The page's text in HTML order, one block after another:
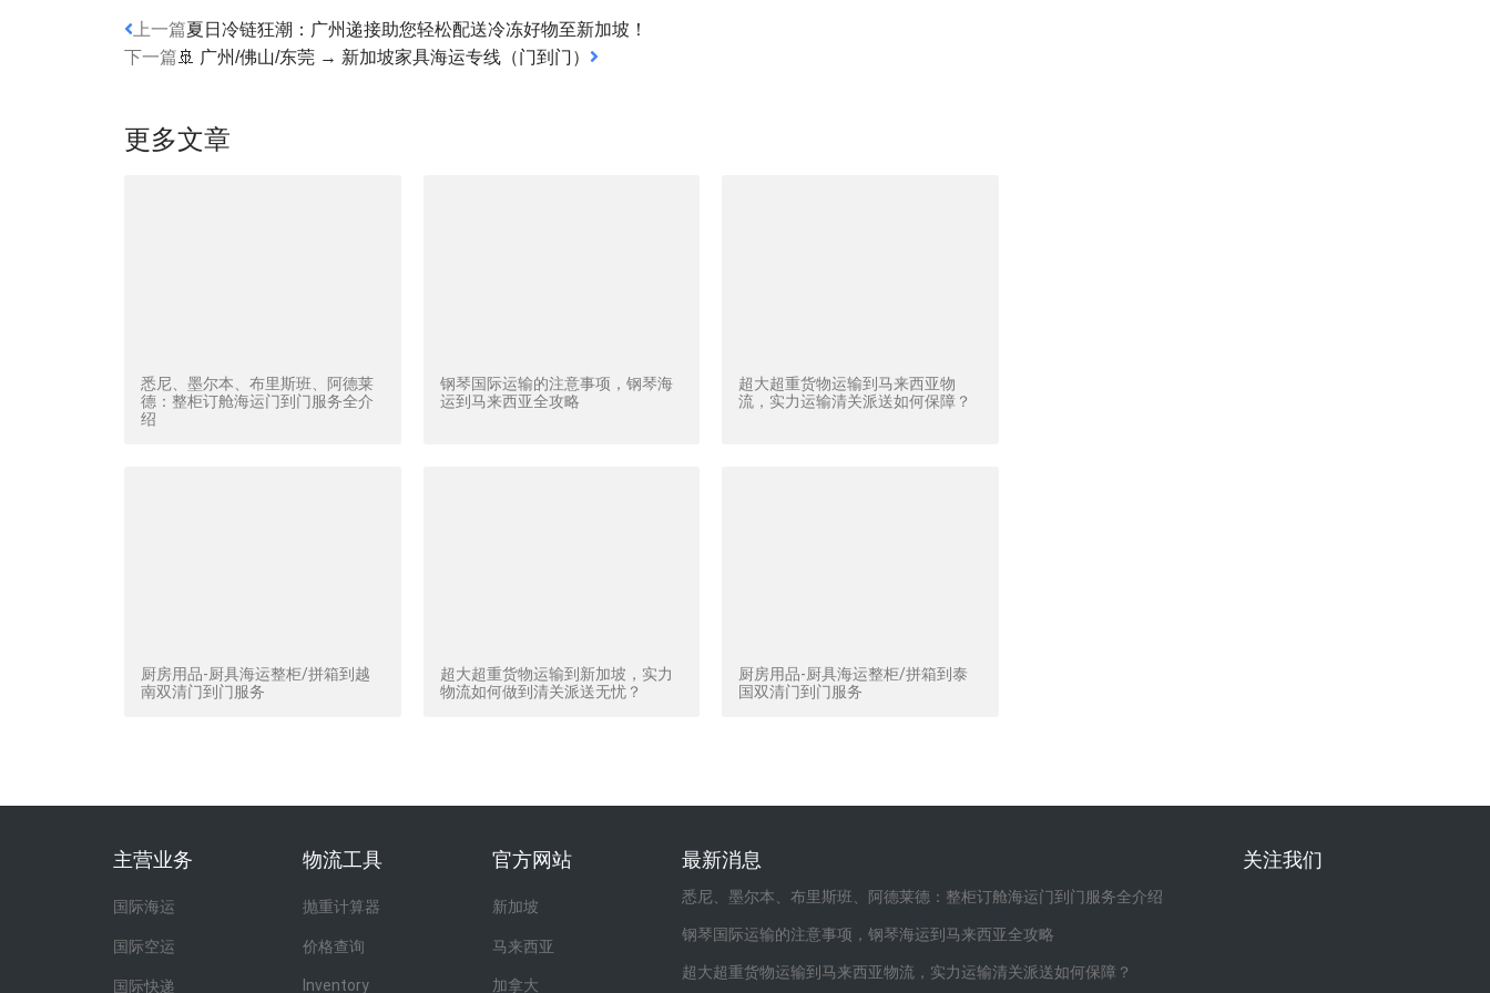
上一篇夏日冷链狂潮：广州递接助您轻松配送冷冻好物至新加坡！
下一篇 🚢 广州/佛山/东莞 → 新加坡家具海运专线（门到门）
更多文章
悉尼、墨尔本、布里斯班、阿德莱
德：整柜订舱海运门到门服务全介
绍
钢琴国际运输的注意事项，钢琴海
运到马来西亚全攻略
超大超重货物运输到马来西亚物
流，实力运输清关派送如何保障？
厨房用品-厨具海运整柜/拼箱到越
南双清门到门服务
超大超重货物运输到新加坡，实力
物流如何做到清关派送无忧？
厨房用品-厨具海运整柜/拼箱到泰
国双清门到门服务
主营业务
国际海运
国际空运
国际快递
物流工具
抛重计算器
价格查询
Inventory
官方网站
新加坡
马来西亚
加拿大
最新消息
悉尼、墨尔本、布里斯班、阿德莱德：整柜订舱海运门到门服务全介绍
钢琴国际运输的注意事项，钢琴海运到马来西亚全攻略
超大超重货物运输到马来西亚物流，实力运输清关派送如何保障？
关注我们